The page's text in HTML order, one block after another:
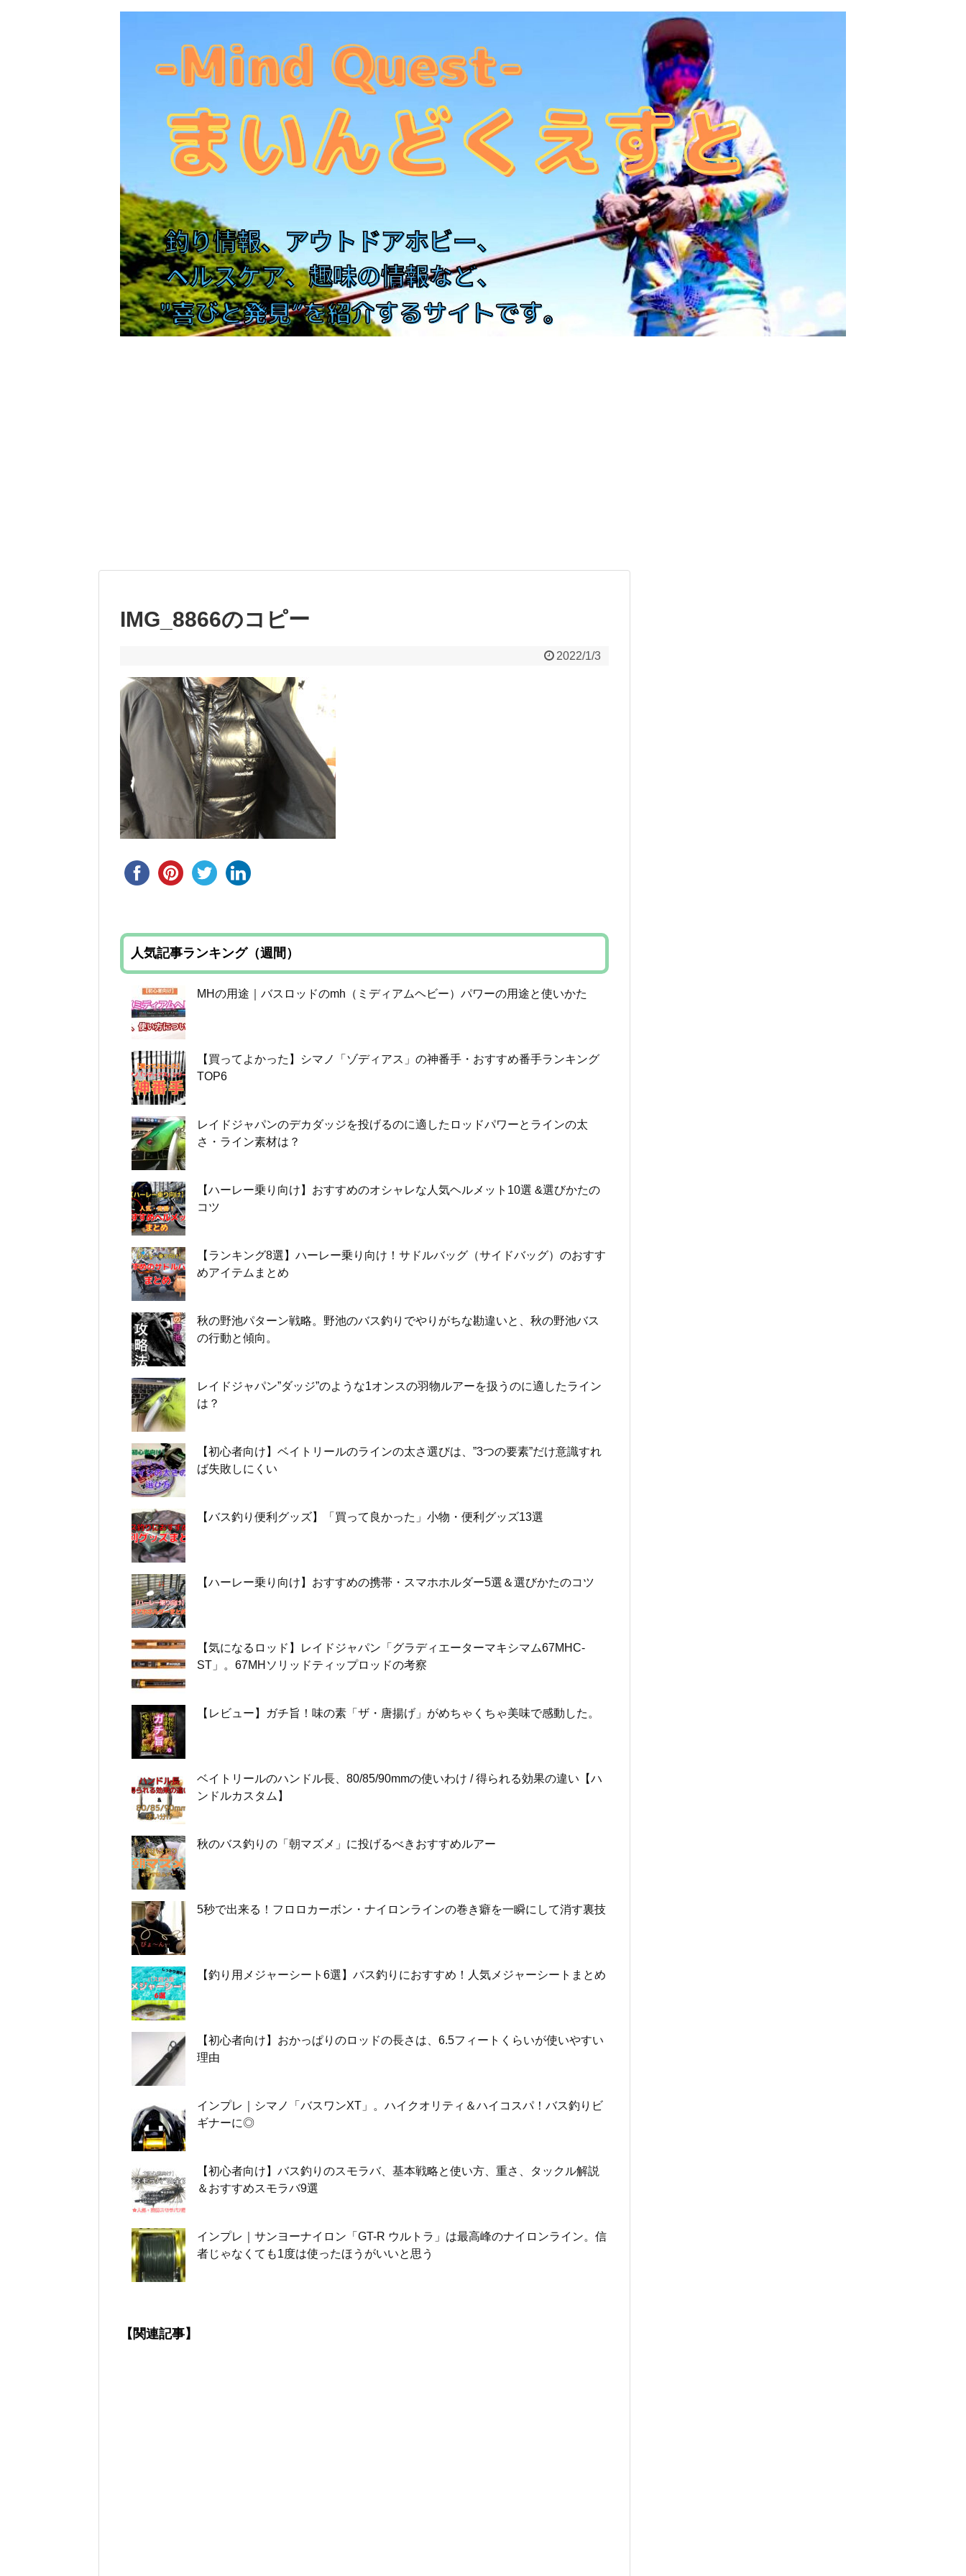
IMG_8866のコピー
2022/1/3
人気記事ランキング（週間）
MHの用途｜バスロッドのmh（ミディアムヘビー）パワーの用途と使いかた
【買ってよかった】シマノ「ゾディアス」の神番手・おすすめ番手ランキング
TOP6
レイドジャパンのデカダッジを投げるのに適したロッドパワーとラインの太
さ・ライン素材は？
【ハーレー乗り向け】おすすめのオシャレな人気ヘルメット10選 &選びかたの
コツ
【ランキング8選】ハーレー乗り向け！サドルバッグ（サイドバッグ）のおすす
めアイテムまとめ
秋の野池パターン戦略。野池のバス釣りでやりがちな勘違いと、秋の野池バス
の行動と傾向。
レイドジャパン”ダッジ”のような1オンスの羽物ルアーを扱うのに適したライン
は？
【初心者向け】ベイトリールのラインの太さ選びは、”3つの要素”だけ意識すれ
ば失敗しにくい
【バス釣り便利グッズ】「買って良かった」小物・便利グッズ13選
【ハーレー乗り向け】おすすめの携帯・スマホホルダー5選＆選びかたのコツ
【気になるロッド】レイドジャパン「グラディエーターマキシマム67MHC-
ST」。67MHソリッドティップロッドの考察
【レビュー】ガチ旨！味の素「ザ・唐揚げ」がめちゃくちゃ美味で感動した。
ベイトリールのハンドル長、80/85/90mmの使いわけ / 得られる効果の違い【ハ
ンドルカスタム】
秋のバス釣りの「朝マズメ」に投げるべきおすすめルアー
5秒で出来る！フロロカーボン・ナイロンラインの巻き癖を一瞬にして消す裏技
【釣り用メジャーシート6選】バス釣りにおすすめ！人気メジャーシートまとめ
【初心者向け】おかっぱりのロッドの長さは、6.5フィートくらいが使いやすい
理由
インプレ｜シマノ「バスワンXT」。ハイクオリティ＆ハイコスパ！バス釣りビ
ギナーに◎
【初心者向け】バス釣りのスモラバ、基本戦略と使い方、重さ、タックル解説
＆おすすめスモラバ9選
インプレ｜サンヨーナイロン「GT-R ウルトラ」は最高峰のナイロンライン。信
者じゃなくても1度は使ったほうがいいと思う
【関連記事】